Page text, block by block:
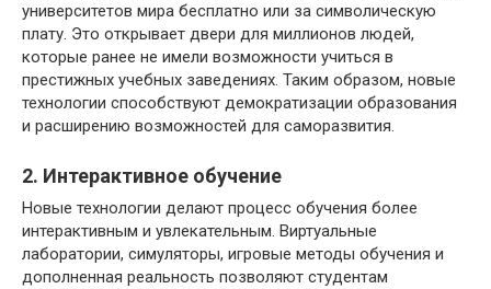
университетов мира бесплатно или за символическую
плату. Это открывает двери для миллионов людей,
которые ранее не имели возможности учиться в
престижных учебных заведениях. Таким образом, новые
технологии способствуют демократизации образования
и расширению возможностей для саморазвития.
2. Интерактивное обучение
Новые технологии делают процесс обучения более
интерактивным и увлекательным. Виртуальные
лаборатории, симуляторы, игровые методы обучения и
дополненная реальность позволяют студентам